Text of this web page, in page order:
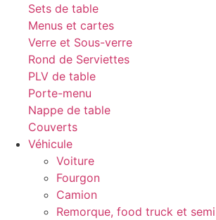
Sets de table
Menus et cartes
Verre et Sous-verre
Rond de Serviettes
PLV de table
Porte-menu
Nappe de table
Couverts
Véhicule
Voiture
Fourgon
Camion
Remorque, food truck et